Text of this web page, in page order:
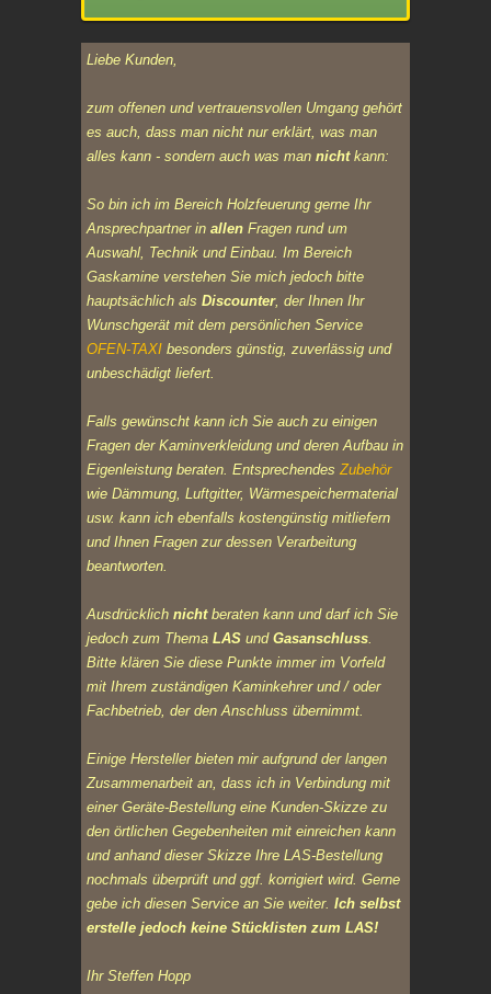
Liebe Kunden,
zum offenen und vertrauensvollen Umgang gehört
es auch, dass man nicht nur erklärt, was man
alles kann - sondern auch was man nichtkann:
So bin ich im Bereich Holzfeuerung gerne Ihr
Ansprechpartner in allen Fragen rund um
Auswahl, Technik und Einbau. Im Bereich
Gaskamine verstehen Sie mich jedoch bitte
hauptsächlich als Discounter, der Ihnen Ihr
Wunschgerät mit dem persönlichen Service
OFEN-TAXI besonders günstig, zuverlässig und
unbeschädigt liefert.
Falls gewünscht kann ich Sie auch zu einigen
Fragen der Kaminverkleidung und deren Aufbau in
Eigenleistung beraten. Entsprechendes Zubehör
wie Dämmung, Luftgitter, Wärmespeichermaterial
usw. kann ich ebenfalls kostengünstig mitliefern
und Ihnen Fragen zur dessen Verarbeitung
beantworten.
Ausdrücklich nicht beraten kann und darf ich Sie
jedoch zum Thema LAS und Gasanschluss.
Bitte klären Sie diese Punkte immer im Vorfeld
mit Ihrem zuständigen Kaminkehrer und / oder
Fachbetrieb, der den Anschluss übernimmt.
Einige Hersteller bieten mir aufgrund der langen
Zusammenarbeit an, dass ich in Verbindung mit
einer Geräte-Bestellung eine Kunden-Skizze zu
den örtlichen Gegebenheiten mit einreichen kann
und anhand dieser Skizze Ihre LAS-Bestellung
nochmals überprüft und ggf. korrigiert wird. Gerne
gebe ich diesen Service an Sie weiter. Ich selbst
erstelle jedoch keine Stücklisten zum LAS!
Ihr Steffen Hopp